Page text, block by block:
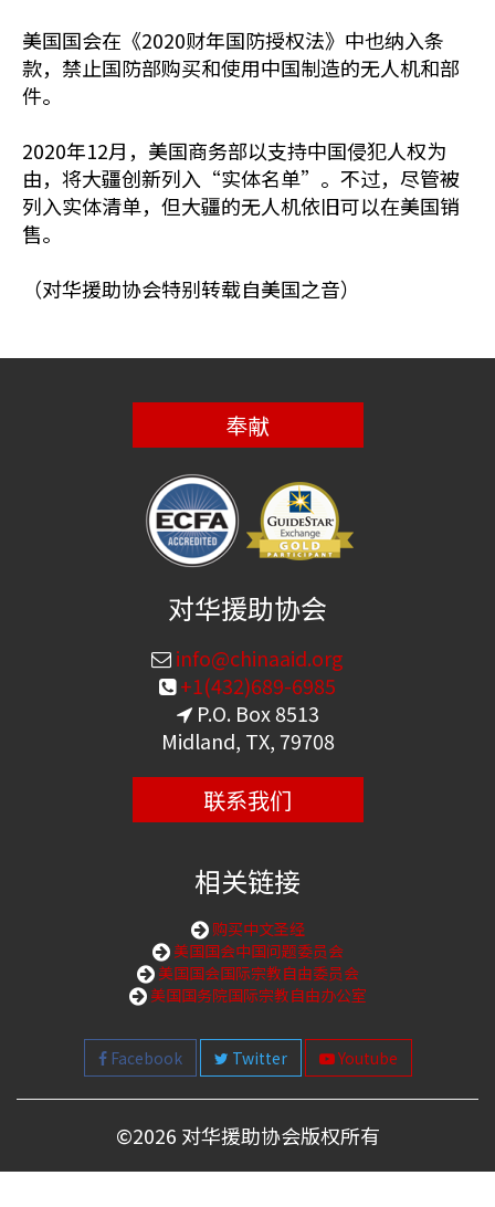
美国国会在《2020财年国防授权法》中也纳入条
款，禁止国防部购买和使用中国制造的无人机和部
件。
2020年12月，美国商务部以支持中国侵犯人权为
由，将大疆创新列入“实体名单”。不过，尽管被
列入实体清单，但大疆的无人机依旧可以在美国销
售。
（对华援助协会特别转载自美国之音）
奉献
对华援助协会
info@chinaaid.org
+1(432)689-6985
P.O. Box 8513
Midland, TX, 79708
联系我们
相关链接
购买中文圣经
美国国会中国问题委员会
美国国会国际宗教自由委员会
美国国务院国际宗教自由办公室
Facebook Twitter Youtube
©2026 对华援助协会版权所有